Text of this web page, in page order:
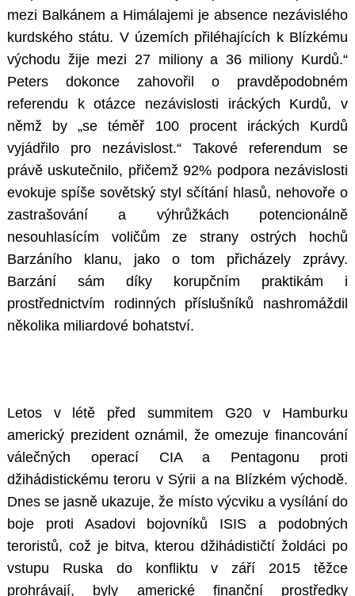
mezi Balkánem a Himálajemi je absence nezávislého
kurdského státu. V územích přiléhajících k Blízkému
východu žije mezi 27 miliony a 36 miliony Kurdů.“
Peters dokonce zahovořil o pravděpodobném
referendu k otázce nezávislosti iráckých Kurdů, v
němž by „se téměř 100 procent iráckých Kurdů
vyjádřilo pro nezávislost.“ Takové referendum se
právě uskutečnilo, přičemž 92% podpora nezávislosti
evokuje spíše sovětský styl sčítání hlasů, nehovoře o
zastrašování a výhrůžkách potencionálně
nesouhlasícím voličům ze strany ostrých hochů
Barzáního klanu, jako o tom přicházely zprávy.
Barzání sám díky korupčním praktikám i
prostřednictvím rodinných příslušníků nashromáždil
několika miliardové bohatství.
Letos v létě před summitem G20 v Hamburku
americký prezident oznámil, že omezuje financování
válečných operací CIA a Pentagonu proti
džihádistickému teroru v Sýrii a na Blízkém východě.
Dnes se jasně ukazuje, že místo výcviku a vysílání do
boje proti Asadovi bojovníků ISIS a podobných
teroristů, což je bitva, kterou džihádističtí žoldáci po
vstupu Ruska do konfliktu v září 2015 těžce
prohrávají, byly americké finanční prostředky